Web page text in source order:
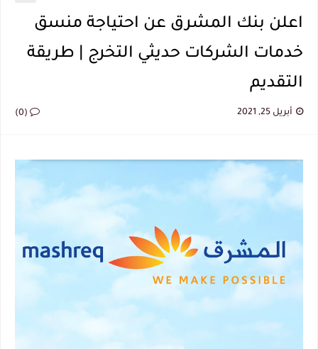
اعلن بنك المشرق عن احتياجة منسق
خدمات الشركات حديثي التخرج | طريقة
التقديم
أبريل 25, 2021 (0)